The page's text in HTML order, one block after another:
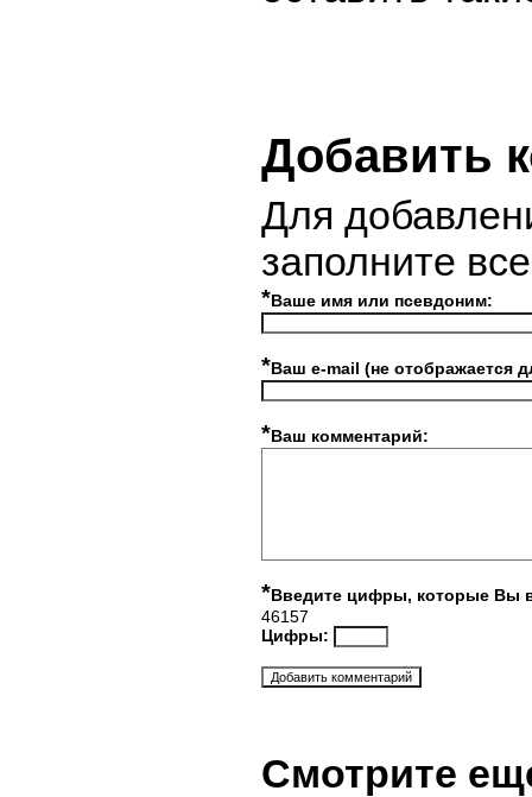
Добавить
Для
заполните
*Ваше имя или псевдоним:
*Ваш e-mail (не отображается
*Ваш комментарий:
*Введите цифры, которые Вы
46157
Цифры:
Смотрите